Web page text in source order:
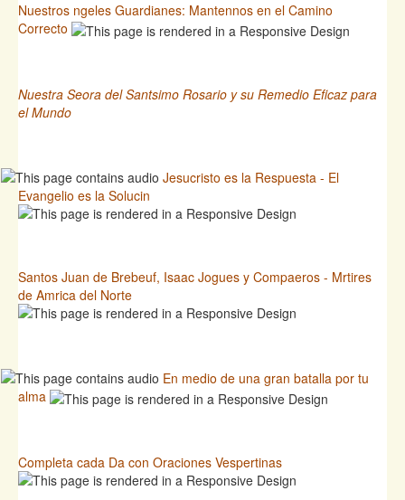
Nuestros ngeles Guardianes: Mantennos en el Camino
Correcto
Nuestra Seora del Santsimo Rosario y su Remedio Eficaz para
el Mundo
Jesucristo es la Respuesta - El
Evangelio es la Solucin
Santos Juan de Brebeuf, Isaac Jogues y Compaeros - Mrtires
de Amrica del Norte
En medio de una gran batalla por tu
alma
Completa cada Da con Oraciones Vespertinas